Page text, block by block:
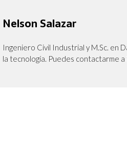
Nelson Salazar
Ingeniero Civil Industrial y M.Sc. en
la tecnología. Puedes contactarme